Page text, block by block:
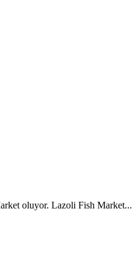
oluyor. Lazoli Fish Market...